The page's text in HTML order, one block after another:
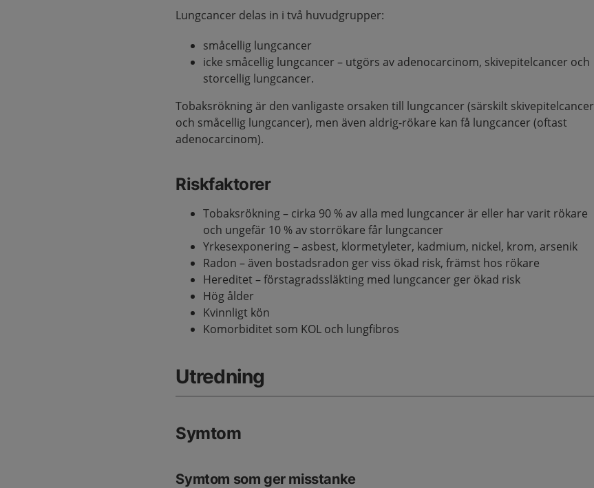
Lungcancer delas in i två huvudgrupper:
småcellig lungcancer
icke småcellig lungcancer – utgörs av adenocarcinom, skivepitelcancer och
storcellig lungcancer.
Tobaksrökning är den vanligaste orsaken till lungcancer (särskilt skivepitelcancer
och småcellig lungcancer), men även aldrig-rökare kan få lungcancer (oftast
adenocarcinom).
Riskfaktorer
Tobaksrökning – cirka 90 % av alla med lungcancer är eller har varit rökare
och ungefär 10 % av storrökare får lungcancer
Yrkesexponering – asbest, klormetyleter, kadmium, nickel, krom, arsenik
Radon – även bostadsradon ger viss ökad risk, främst hos rökare
Hereditet – förstagradssläkting med lungcancer ger ökad risk
Hög ålder
Kvinnligt kön
Komorbiditet som KOL och lungfibros
Utredning
Symtom
Symtom som ger misstanke